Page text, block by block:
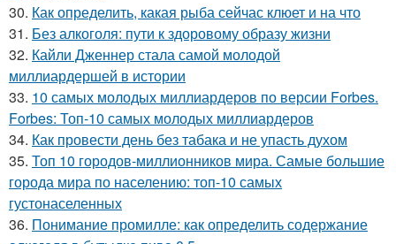
30. Как определить, какая рыба сейчас клюет и на что
31. Без алкоголя: пути к здоровому образу жизни
32. Кайли Дженнер стала самой молодой
миллиардершей в истории
33. 10 самых молодых миллиардеров по версии Forbes.
Forbes: Топ-10 самых молодых миллиардеров
34. Как провести день без табака и не упасть духом
35. Топ 10 городов-миллионников мира. Самые большие
города мира по населению: топ-10 самых
густонаселенных
36. Понимание промилле: как определить содержание